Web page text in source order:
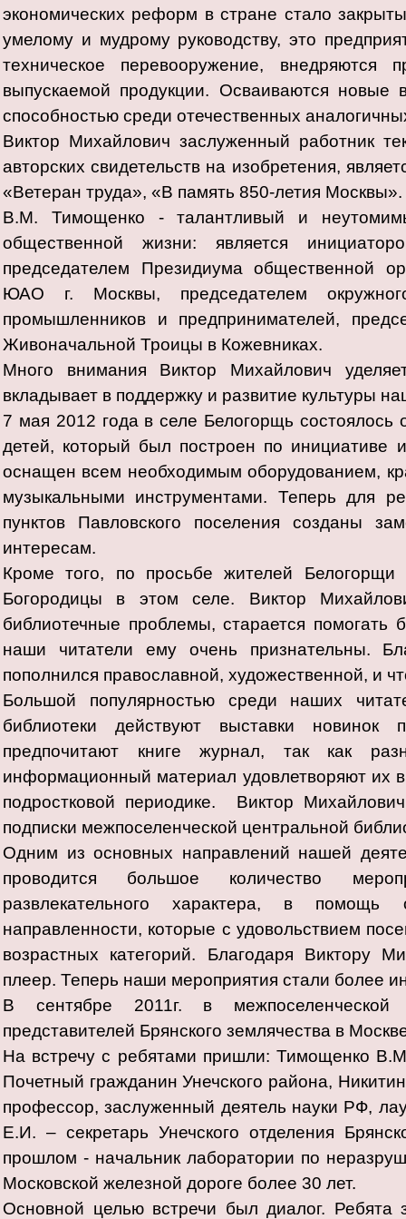
экономических реформ в стране стало
умелому и мудрому руководству, это
техническое перевооружение, внедряются
выпускаемой продукции. Осваиваются
способностью среди отечественных
Виктор Михайлович заслуженный работник
авторских свидетельств на изобретения,
«Ветеран труда», «В память 850-летия Москвы».
В.М. Тимощенко - талантливый и
общественной жизни: является
председателем Президиума общественной
ЮАО г. Москвы, председателем
промышленников и предпринимателей,
Живоначальной Троицы в Кожевниках.
Много внимания Виктор Михайлович
вкладывает в поддержку и развитие культуры
7 мая 2012 года в селе Белогорщь состоялось
детей, который был построен по инициативе
оснащен всем необходимым оборудованием,
музыкальными инструментами. Теперь для
пунктов Павловского поселения созданы
интересам.
Кроме того, по просьбе жителей Белогорщи
Богородицы в этом селе. Виктор
библиотечные проблемы, старается помогать
наши читатели ему очень признательны.
пополнился православной, художественной, и
Большой популярностью среди наших
библиотеки действуют выставки
предпочитают книге журнал, так как
информационный материал удовлетворяют их
подростковой периодике. Виктор
подписки межпоселенческой центральной
Одним из основных направлений нашей
проводится большое количество
развлекательного характера, в помощь
направленности, которые с удовольствием
возрастных категорий. Благодаря Виктору
плеер. Теперь наши мероприятия стали более
В сентябре 2011г. в межпоселенческой
представителей Брянского землячества в
На встречу с ребятами пришли: Тимощенко
Почетный гражданин Унечского района,
профессор, заслуженный деятель науки РФ,
Е.И. – секретарь Унечского отделения
прошлом - начальник лаборатории по
Московской железной дороге более 30 лет.
Основной целью встречи был диалог.